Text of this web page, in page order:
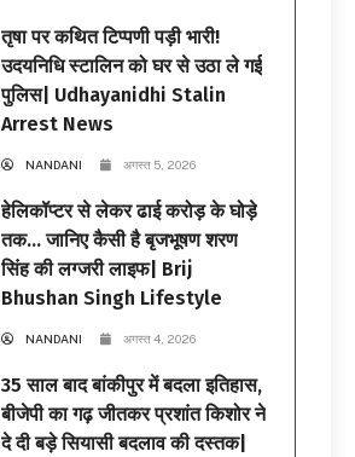
तृषा पर कथित टिप्पणी पड़ी भारी!
उदयनिधि स्टालिन को घर से उठा ले गई
पुलिस| Udhayanidhi Stalin
Arrest News
NANDANI अगस्त 5, 2026
हेलिकॉप्टर से लेकर ढाई करोड़ के घोड़े
तक… जानिए कैसी है बृजभूषण शरण
सिंह की लग्जरी लाइफ| Brij
Bhushan Singh Lifestyle
NANDANI अगस्त 4, 2026
35 साल बाद बांकीपुर में बदला इतिहास,
बीजेपी का गढ़ जीतकर प्रशांत किशोर ने
दे दी बड़े सियासी बदलाव की दस्तक|